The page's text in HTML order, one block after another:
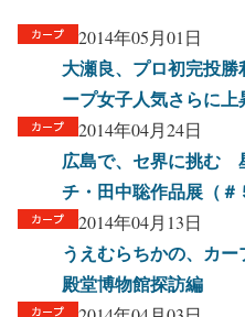
2014年05月01日
大瀬良、プロ初完投
ープ女子人気さらに上
2014年04月24日
広島で、セ界に挑む
チ・田中聡作品展（＃
2014年04月13日
うえむらちかの、カ
殿堂博物館探訪編